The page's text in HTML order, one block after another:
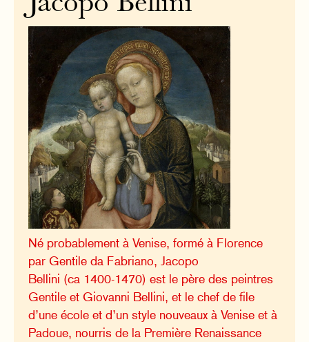
Né probablement à Venise, formé à Florence
par Gentile da Fabriano, Jacopo
Bellini (ca 1400-1470) est le père des peintres
Gentile et Giovanni Bellini, et le chef de file
d’une école et d’un style nouveaux à Venise et à
Padoue, nourris de la Première Renaissance